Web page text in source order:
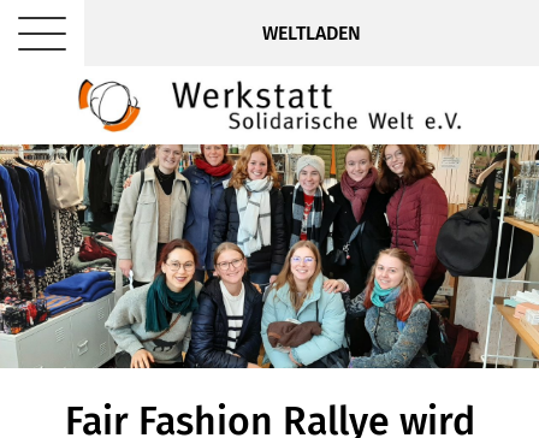
WELTLADEN
Fair Fashion Rallye wird